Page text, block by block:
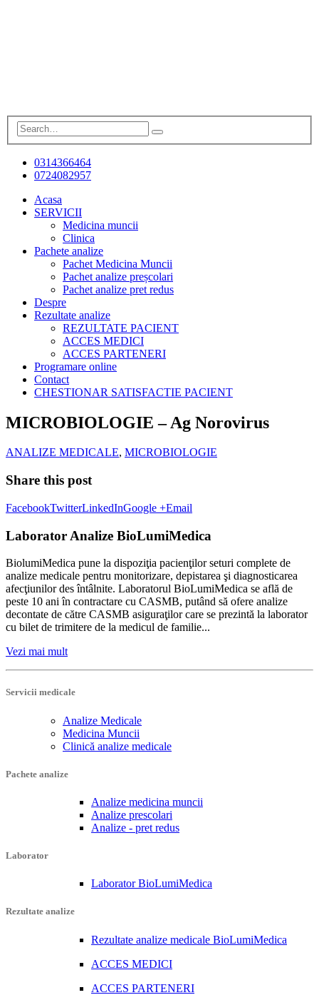
0314366464
0724082957
Acasa
SERVICII
Medicina muncii
Clinica
Pachete analize
Pachet Medicina Muncii
Pachet analize preșcolari
Pachet analize pret redus
Despre
Rezultate analize
REZULTATE PACIENT
ACCES MEDICI
ACCES PARTENERI
Programare online
Contact
CHESTIONAR SATISFACTIE PACIENT
MICROBIOLOGIE – Ag Norovirus
ANALIZE MEDICALE, MICROBIOLOGIE
Share this post
FacebookTwitterLinkedInGoogle +Email
Laborator Analize BioLumiMedica
BiolumiMedica pune la dispoziţia pacienţilor seturi complete de
analize medicale pentru monitorizare, depistarea şi diagnosticarea
afecţiunilor des întâlnite. Laboratorul BioLumiMedica se află de
peste 10 ani în contractare cu CASMB, putând să ofere analize
decontate de către CASMB asiguraţilor care se prezintă la laborator
cu bilet de trimitere de la medicul de familie...
Vezi mai mult
Servicii medicale
Analize Medicale
Medicina Muncii
Clinică analize medicale
Pachete analize
Analize medicina muncii
Analize prescolari
Analize - pret redus
Laborator
Laborator BioLumiMedica
Rezultate analize
Rezultate analize medicale BioLumiMedica
ACCES MEDICI
ACCES PARTENERI